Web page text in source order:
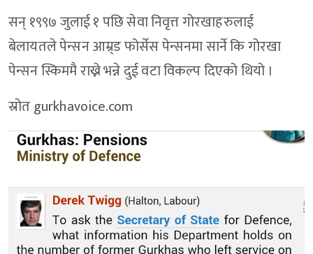
सन् १९९७ जुलाई १ पछि सेवा निवृत्त गोरखाहरुलाई
बेलायतले पेन्सन आम्र्ड फोर्सेस पेन्सनमा सार्ने कि गोरखा
पेन्सन स्किममै राख्ने भन्ने दुई वटा विकल्प दिएको थियो ।
स्रोत gurkhavoice.com